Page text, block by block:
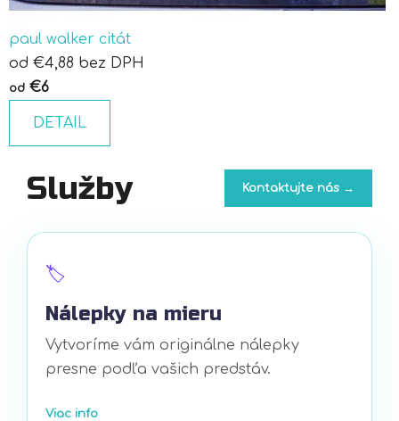
paul walker citát
od €4,88 bez DPH
od €6
DETAIL
Služby Kontaktujte nás →
🏷️
Nálepky na mieru
Vytvoríme vám originálne nálepky
presne podľa vašich predstáv.
Viac info